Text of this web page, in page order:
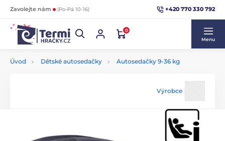
Zavolejte nám (Po-Pá 10-16) +420 770 330 792
0
Menu
Úvod Dětské autosedačky Autosedačky 9-36 kg
Výrobce